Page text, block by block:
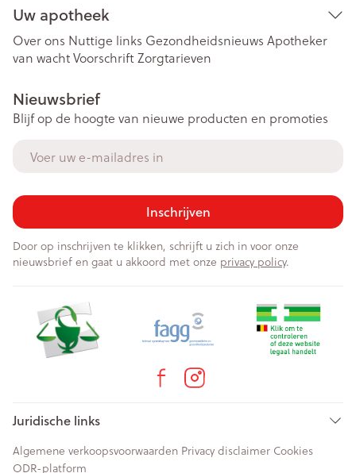
Uw apotheek
Over ons Nuttige links Gezondheidsnieuws Apotheker
van wachtVoorschriftZorgtarieven
Nieuwsbrief
Blijf op de hoogte van nieuwe producten en promoties
Inschrijven
Door op inschrijven te klikken, schrijft u zich in voor onze
nieuwsbrief en gaat u akkoord met onze privacy policy.
Juridische links
Algemene verkoopsvoorwaarden Privacy disclaimer Cookies
ODR-platform